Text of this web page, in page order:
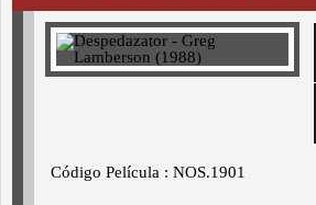
Código Película : NOS.1901